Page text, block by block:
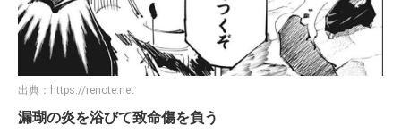
出典： https://renote.net
漏瑚の炎を浴びて致命傷を負う